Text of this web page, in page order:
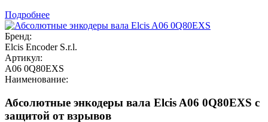
Подробнее
Бренд:
Elcis Encoder S.r.l.
Артикул:
A06 0Q80EXS
Наименование:
Абсолютные энкодеры вала Elcis A06 0Q80EXS с
защитой от взрывов